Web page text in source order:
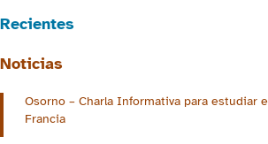
Recientes
Noticias
Osorno – Charla Informativa para estudiar
Francia